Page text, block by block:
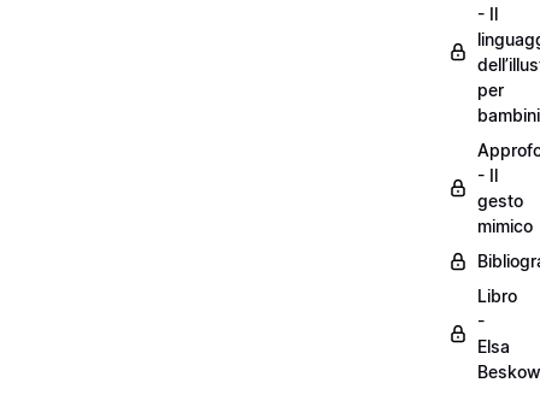
- Il
per
bambini
- Il
gesto
mimico
Libro
-
Elsa
Beskow